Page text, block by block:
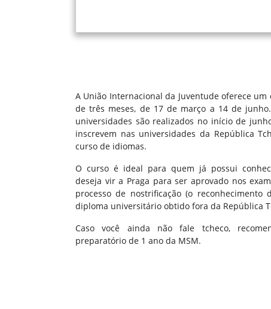
A União Internacional da Juventude oferece
de três meses, de 17 de março a 14 de
universidades são realizados no início de
inscrevem nas universidades da República
curso de idiomas.
O curso é ideal para quem já possui
deseja vir a Praga para ser aprovado nos
processo de nostrificação (o reconhecimento
diploma universitário obtido fora da República
Caso você ainda não fale tcheco,
preparatório de 1 ano da MSM.